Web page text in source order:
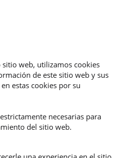
web, utilizamos cookies
de este sitio web y sus
estas cookies por su
necesarias para
del sitio web.